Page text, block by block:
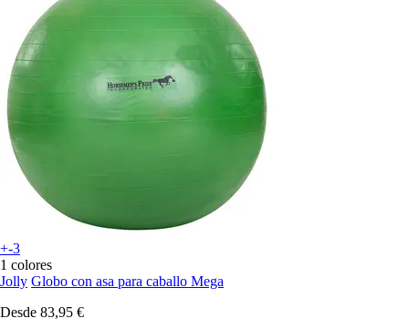
+-3
1 colores
Jolly Globo con asa para caballo Mega
Desde 83,95 €